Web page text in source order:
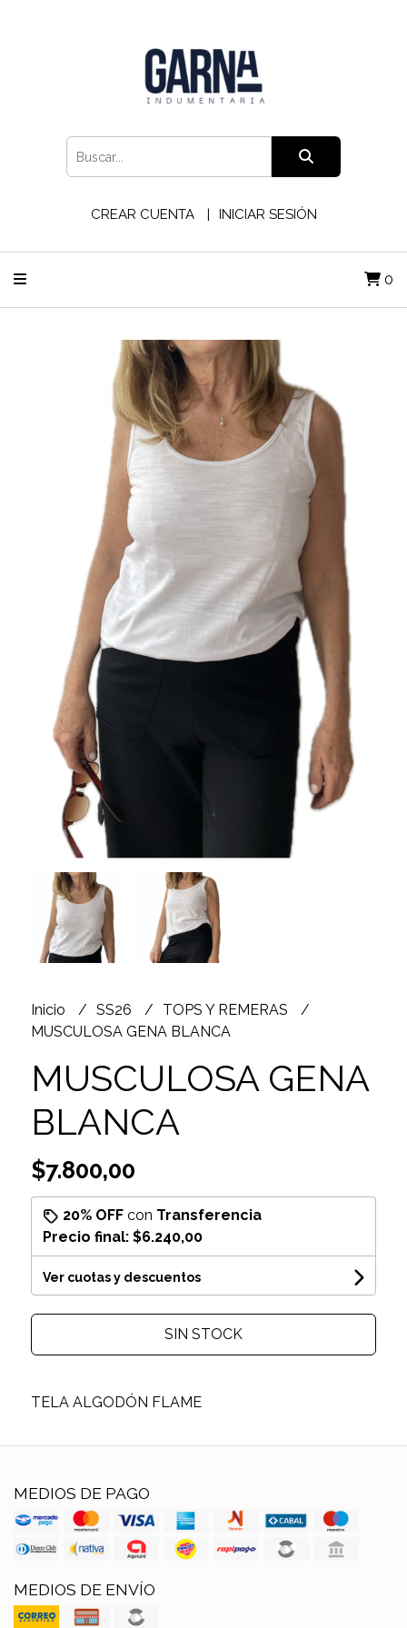
CREAR CUENTA INICIAR SESIÓN
0
Inicio SS26
TOPS Y REMERAS
MUSCULOSA GENA BLANCA
MUSCULOSA GENA
BLANCA
$7.800,00
20% OFFcon Transferencia
Precio final: $6.240,00
Ver cuotas y descuentos
SIN STOCK
TELA ALGODÓN FLAME
MEDIOS DE PAGO
MEDIOS DE ENVÍO